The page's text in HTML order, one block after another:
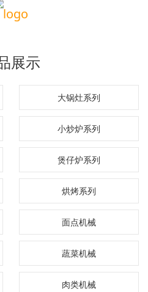
展示
大锅灶系列
小炒炉系列
煲仔炉系列
烘烤系列
面点机械
蔬菜机械
肉类机械